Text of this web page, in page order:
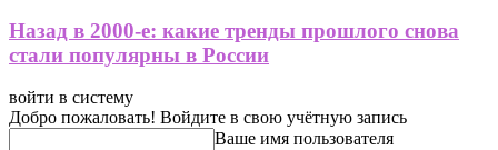
Назад в 2000-е: какие тренды прошлого снова
стали популярны в России
войти в систему
Добро пожаловать! Войдите в свою учётную запись
Ваше имя пользователя